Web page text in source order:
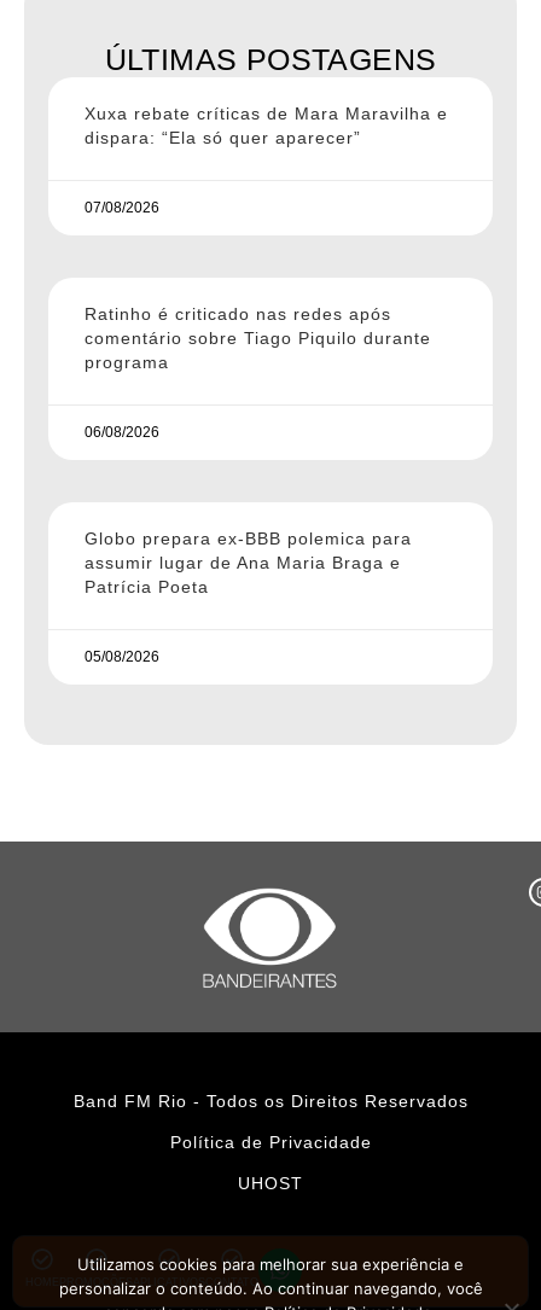
ÚLTIMAS POSTAGENS
Xuxa rebate críticas de Mara Maravilha e
dispara: “Ela só quer aparecer”
07/08/2026
Ratinho é criticado nas redes após
comentário sobre Tiago Piquilo durante
programa
06/08/2026
Globo prepara ex-BBB polemica para
assumir lugar de Ana Maria Braga e
Patrícia Poeta
05/08/2026
Band FM Rio - Todos os Direitos Reservados
Política de Privacidade
UHOST
PROMOÇÕESAPLICATIVOS CONTATO
Utilizamos cookies para melhorar sua experiência e
personalizar o conteúdo. Ao continuar navegando, você